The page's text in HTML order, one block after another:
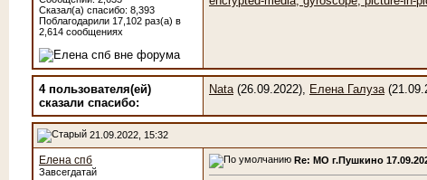
Сказал(а) спасибо: 8,393
Поблагодарили 17,102 раз(а) в
2,614 сообщениях
4 пользователя(ей)
сказали cпасибо:
Nata(26.09.2022), Елена Галуза
21.09.2022, 15:32
Елена спб
Завсегдатай
Re: МО г.Пушкино